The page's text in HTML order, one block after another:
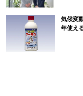
気候変
年使え